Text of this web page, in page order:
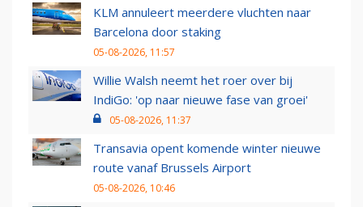
KLM annuleert meerdere vluchten naar
Barcelona door staking
05-08-2026, 11:57
Willie Walsh neemt het roer over bij
IndiGo: 'op naar nieuwe fase van groei'
05-08-2026, 11:37
Transavia opent komende winter nieuwe
route vanaf Brussels Airport
05-08-2026, 10:46